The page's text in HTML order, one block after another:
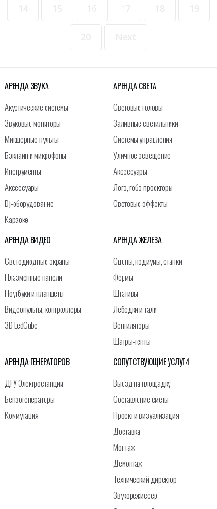
АРЕНДА ЗВУКА
Акустические системы
Звуковые мониторы
Микшерные пульты
Бэклайн и микрофоны
Инструменты
Аксессуары
Dj-оборудование
Караоке
АРЕНДА СВЕТА
Световые головы
Заливные светильники
Системы управления
Уличное освещение
Аксессуары
Лого, гобо проекторы
Световые эффекты
АРЕНДА ВИДЕО
Светодиодные экраны
Плазменные панели
Ноутбуки и планшеты
Видеопульты, контроллеры
3D LedCube
АРЕНДА ЖЕЛЕЗА
Сцены, подиумы, станки
Фермы
Штативы
Лебёдки и тали
Вентиляторы
Шатры-тенты
АРЕНДА ГЕНЕРАТОРОВ
ДГУ Электростанции
Бензогенераторы
Коммутация
СОПУТСТВУЮЩИЕ УСЛУГИ
Выезд на площадку
Составление сметы
Проект и визуализация
Доставка
Монтаж
Демонтаж
Технический директор
Звукорежиссёр